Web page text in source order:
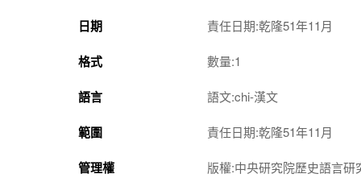
日期 責任日期:乾隆51年11月
格式 數量:1
語言 語文:chi-漢文
範圍 責任日期:乾隆51年11月
管理權 版權:中央研究院歷史語言研